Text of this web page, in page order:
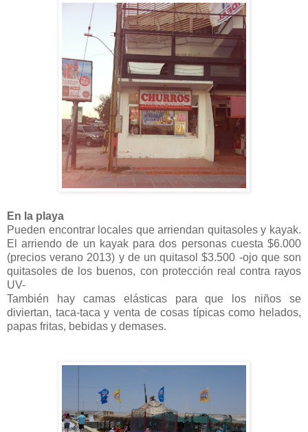
En la playa
Pueden encontrar locales que arriendan quitasoles y kayak.
El arriendo de un kayak para dos personas cuesta $6.000
(precios verano 2013) y de un quitasol $3.500 -ojo que son
quitasoles de los buenos, con protección real contra rayos
UV-
También hay camas elásticas para que los niños se
diviertan, taca-taca y venta de cosas típicas como helados,
papas fritas, bebidas y demases.